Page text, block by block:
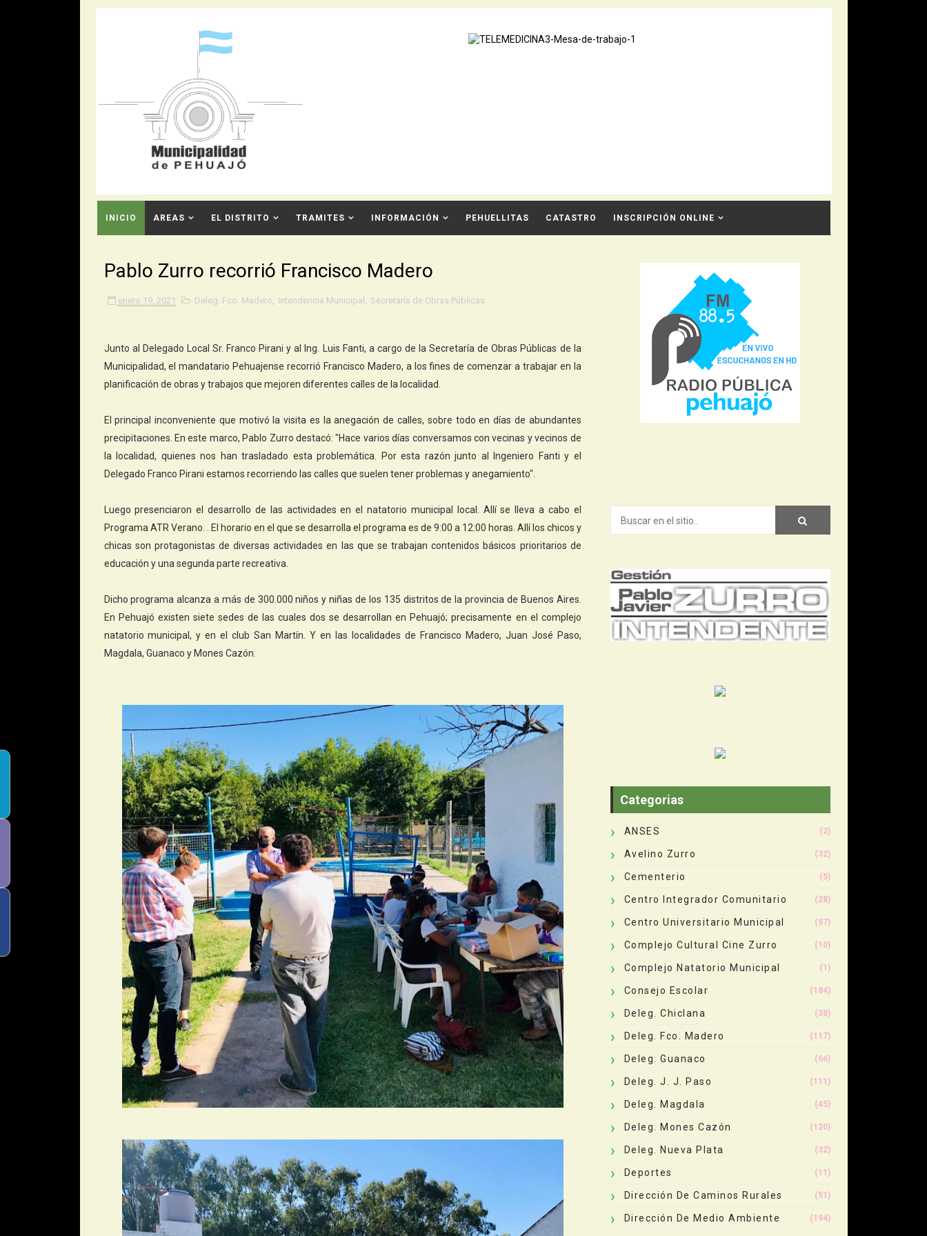
INICIO AREAS EL DISTRITO TRAMITES INFORMACIÓN PEHUELLITAS CATASTRO INSCRIPCIÓN ONLINE
Pablo Zurro recorrió Francisco Madero
enero 19, 2021 Deleg. Fco. Madero, Intendencia Municipal , Secretaría de Obras Públicas
Junto al Delegado Local Sr. Franco Pirani y al Ing. Luis Fanti, a cargo de la Secretaría de Obras Públicas de la
Municipalidad, el mandatario Pehuajense recorrió Francisco Madero, a los fines de comenzar a trabajar en la
planificación de obras y trabajos que mejoren diferentes calles de la localidad.
El principal inconveniente que motivó la visita es la anegación de calles, sobre todo en días de abundantes
precipitaciones. En este marco, Pablo Zurro destacó: "Hace varios días conversamos con vecinas y vecinos de
la localidad, quienes nos han trasladado esta problemática. Por esta razón junto al Ingeniero Fanti y el
Delegado Franco Pirani estamos recorriendo las calles que suelen tener problemas y anegamiento".
Luego presenciaron el desarrollo de las actividades en el natatorio municipal local. Allí se lleva a cabo el
Programa ATR Verano.
El horario en el que se desarrolla el programa es de 9:00 a 12:00 horas. Allí los chicos y
chicas son protagonistas de diversas actividades en las que se trabajan contenidos básicos prioritarios de
educación y una segunda parte recreativa.
Dicho programa alcanza a más de 300.000 niños y niñas de los 135 distritos de la provincia de Buenos Aires.
En Pehuajó existen siete sedes de las cuales dos se desarrollan en Pehuajó; precisamente en el complejo
natatorio municipal, y en el club San Martín. Y en las localidades de Francisco Madero, Juan José Paso,
Magdala, Guanaco y Mones Cazón.
Categorias
ANSES (2)
Avelino Zurro (32)
Cementerio (5)
Centro Integrador Comunitario (28)
Centro Universitario Municipal (57)
Complejo Cultural Cine Zurro (10)
Complejo Natatorio Municipal (1)
Consejo Escolar (184)
Deleg. Chiclana (38)
Deleg. Fco. Madero (117)
Deleg. Guanaco (66)
Deleg. J. J. Paso (111)
Deleg. Magdala (45)
Deleg. Mones Cazón (120)
Deleg. Nueva Plata (32)
Deportes (11)
Dirección De Caminos Rurales (51)
Dirección De Medio Ambiente (194)